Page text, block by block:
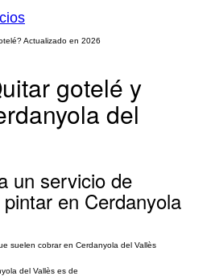
gotelé y
del
un servicio de
en Cerdanyola
suelen cobrar en Cerdanyola del Vallès
del Vallès es de